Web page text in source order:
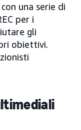
una serie di
per i
gli
obiettivi.